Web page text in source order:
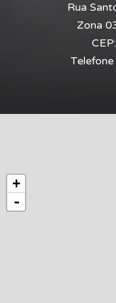
+
-
Rua
Zona
CEP:
Telefone